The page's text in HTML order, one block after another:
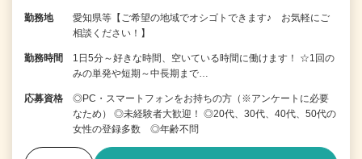
勤務地
愛知県等【ご希望の地域でオシゴトできます♪ お気軽にご
相談ください！】
勤務時間
1日5分～好きな時間、空いている時間に働けます！ ☆1回の
みの単発や短期～中長期まで…
応募資格
◎PC・スマートフォンをお持ちの方（※アンケートに必要
なため） ◎未経験者大歓迎！ ◎20代、30代、40代、50代の
女性の登録多数 ◎年齢不問